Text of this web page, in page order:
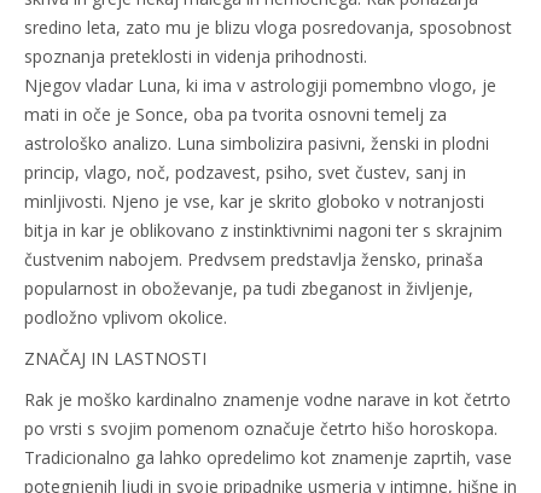
sredino leta, zato mu je blizu vloga posredovanja, sposobnost
spoznanja preteklosti in videnja prihodnosti.
Njegov vladar Luna, ki ima v astrologiji pomembno vlogo, je
mati in oče je Sonce, oba pa tvorita osnovni temelj za
astrološko analizo. Luna simbolizira pasivni, ženski in plodni
princip, vlago, noč, podzavest, psiho, svet čustev, sanj in
minljivosti. Njeno je vse, kar je skrito globoko v notranjosti
bitja in kar je oblikovano z instinktivnimi nagoni ter s skrajnim
čustvenim nabojem. Predvsem predstavlja žensko, prinaša
popularnost in oboževanje, pa tudi zbeganost in življenje,
podložno vplivom okolice.
ZNAČAJ IN LASTNOSTI
Rak je moško kardinalno znamenje vodne narave in kot četrto
po vrsti s svojim pomenom označuje četrto hišo horoskopa.
Tradicionalno ga lahko opredelimo kot znamenje zaprtih, vase
potegnjenih ljudi in svoje pripadnike usmerja v intimne, hišne in